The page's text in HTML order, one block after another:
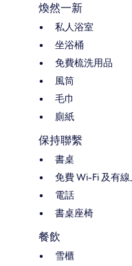
煥然一新
私人浴室
坐浴桶
免費梳洗用品
風筒
毛巾
廁紙
保持聯繫
書桌
免費 Wi-Fi 及有
電話
書桌座椅
餐飲
雪櫃